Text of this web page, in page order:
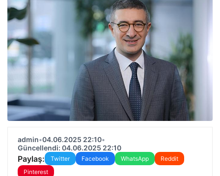
admin•04.06.2025 22:10•
Güncellendi: 04.06.2025 22:10
Paylaş: Twitter Facebook WhatsApp
Reddit
Pinterest